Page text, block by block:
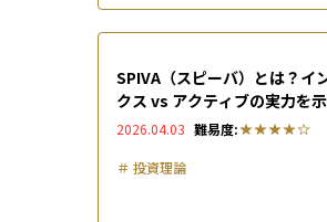
SPIVA（スピーバ）とは？イ
クス vs アクティブの実力を
ンチマーク比較レポート
2026.04.03 難易度:
＃ 投資理論